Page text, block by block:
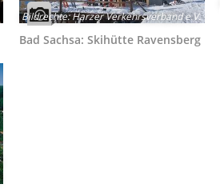
Bildrechte:Harzer Verkehrsverband e.V.
Bad Sachsa: Skihütte Ravensberg